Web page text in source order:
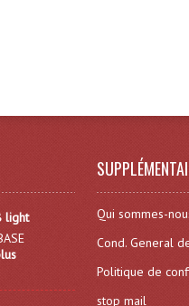
light
Qui sommes-
Cond. General
Politique de
stop mail